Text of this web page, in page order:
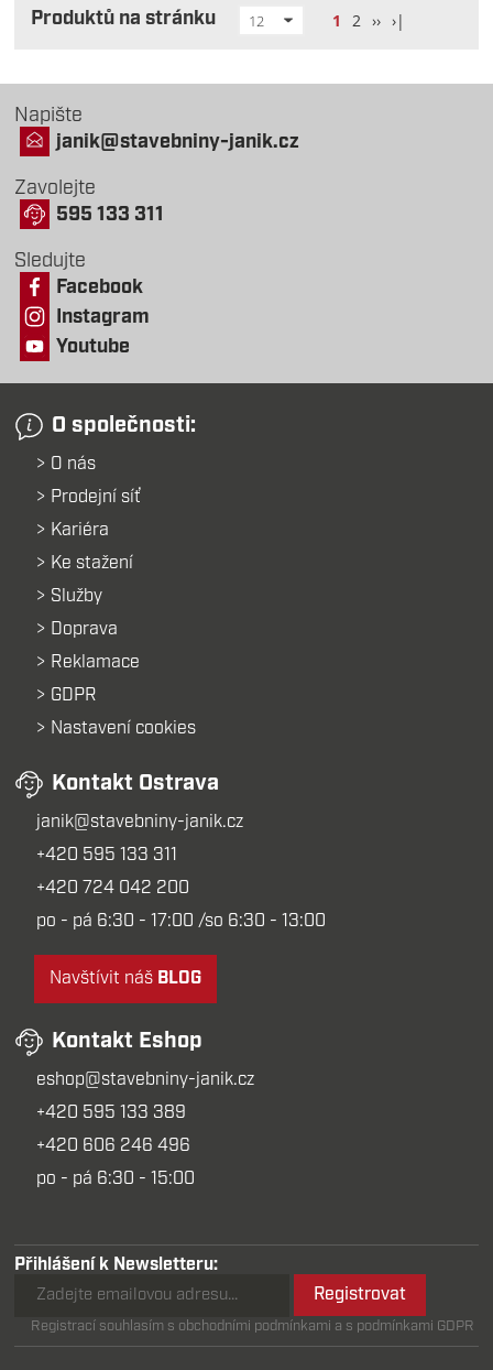
Produktů na stránku 12 1 2 ›› ›|
Napište
janik@stavebniny-janik.cz
Zavolejte
595 133 311
Sledujte
Facebook
Instagram
Youtube
O společnosti:
O nás
Prodejní síť
Kariéra
Ke stažení
Služby
Doprava
Reklamace
GDPR
Nastavení cookies
Kontakt Ostrava
janik@stavebniny-janik.cz
+420 595 133 311
+420 724 042 200
po - pá 6:30 - 17:00 /so 6:30 - 13:00
Navštívit náš BLOG
Kontakt Eshop
eshop@stavebniny-janik.cz
+420 595 133 389
+420 606 246 496
po - pá 6:30 - 15:00
Přihlášení k Newsletteru:
Registrovat
Registrací souhlasím s obchodními podmínkami a s podmínkami GDPR